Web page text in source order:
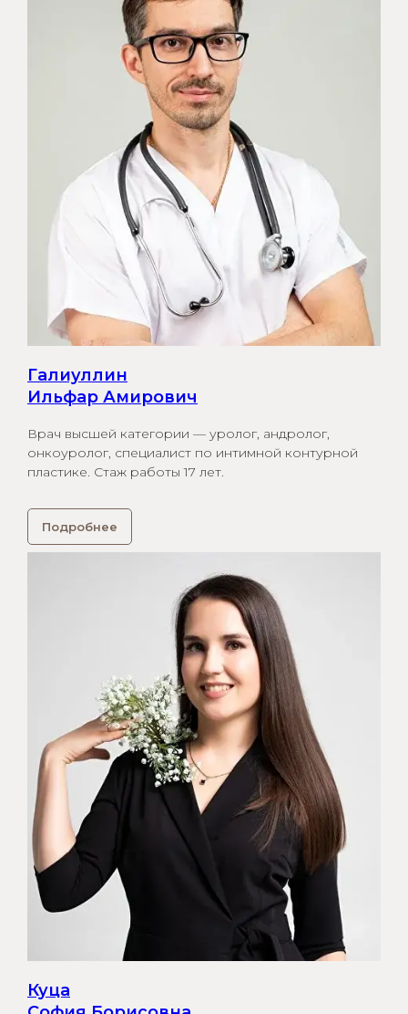
Галиуллин
Ильфар Амирович
Врач высшей категории — уролог, андролог,
онкоуролог, специалист по интимной контурной
пластике. Стаж работы 17 лет.
Подробнее
Куца